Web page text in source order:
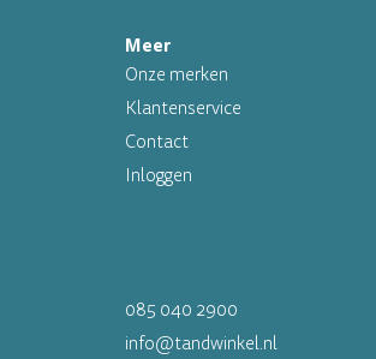
Professioneel assortiment
Altijd op voorraad
Meer
Onze merken
Klantenservice
Contact
Inloggen
085 040 2900
info@tandwinkel.nl